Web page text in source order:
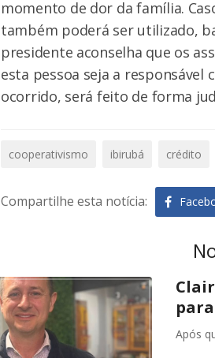
momento de dor da família.
também poderá ser utilizado,
presidente aconselha que os
esta pessoa seja a responsável
ocorrido, será feito de forma
cooperativismo ibirubá crédito
Compartilhe esta notícia:
Após